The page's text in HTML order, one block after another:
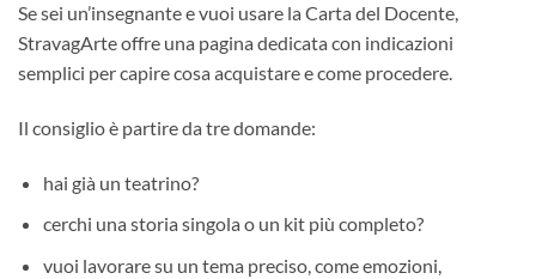
Se sei un’insegnante e vuoi usare la Carta del Docente,
StravagArte offre una pagina dedicata con indicazioni
semplici per capire cosa acquistare e come procedere.
Il consiglio è partire da tre domande:
hai già un teatrino?
cerchi una storia singola o un kit più completo?
vuoi lavorare su un tema preciso, come emozioni,